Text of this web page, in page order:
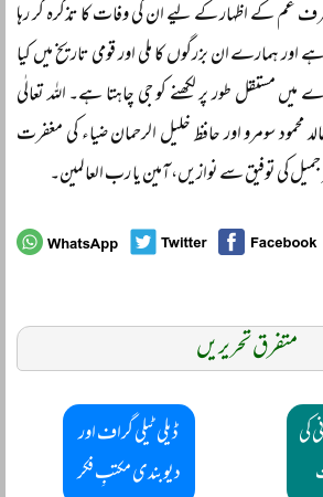
کے اظہار کے لیے ان کی وفات کا تذکرہ کر رہا
ہمارے ان بزرگوں کا ملی اور قومی تاریخ میں کیا
مستقل طور پر لکھنے کو جی چاہتا ہے۔ اللہ تعالٰی
سومرو اور حافظ خلیل الرحمان ضیاء کی مغفرت
جمیل کی توفیق سے نوازیں، آمین یا رب العالمین۔
متفرق تحریریں
کی
ڈیلی ٹیلی گراف اور
دیوبندی مکتبِ فکر